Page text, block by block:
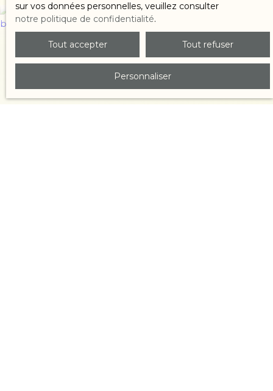
sur vos données personnelles, veuillez consulter
notre politique de confidentialité.
Tout accepter Tout refuser
Personnaliser